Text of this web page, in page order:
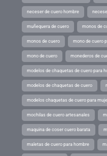
neceser de cuero hombre
muñequera de cuero monos de
monos de cuero mono de cuero
mono de cuero monederos de
modelos de chaquetas de cuero para
modelos de chaquetas de cuero
modelos chaquetas de cuero para
mochilas de cuero artesanales
maquina de coser cuero barata
maletas de cuero para hombre